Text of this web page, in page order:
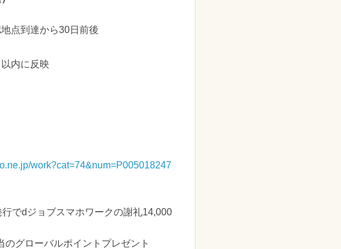
点到達から30日前後
内に反映
work?cat=74&num=P005018247
でdジョブスマホワークの謝礼14,000
グローバルポイントプレゼント